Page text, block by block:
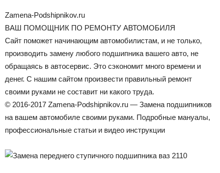
Zamena-Podshipnikov.ru
ВАШ ПОМОЩНИК ПО РЕМОНТУ АВТОМОБИЛЯ
Сайт поможет начинающим автомобилистам, и не только,
производить замену любого подшипника вашего авто, не
обращаясь в автосервис. Это сэкономит много времени и
денег. C нашим сайтом произвести правильный ремонт
своими руками не составит ни какого труда.
© 2016-2017 Zamena-Podshipnikov.ru — Замена подшипников
на вашем автомобиле своими руками. Подробные мануалы,
профессиональные статьи и видео инструкции